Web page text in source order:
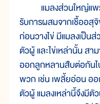
แมลงส่วนใหญ่แพร่พั
รับการผสมจากเชื้ออสุ
ก่อนวางไข่ มีแมลงเป็น
ตัวผู้ และไข่เหล่านั้น สา
ออกลูกหลานสืบต่อกันไ
พวก เช่น เพลี้ยอ่อน อ
ตัวผู้ แมลงเหล่านี้จึงมีตั